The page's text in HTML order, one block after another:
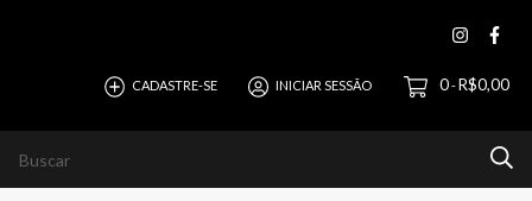
CADASTRE-SE INICIAR SESSÃO 0-R$0,00
e Sungas Óculos